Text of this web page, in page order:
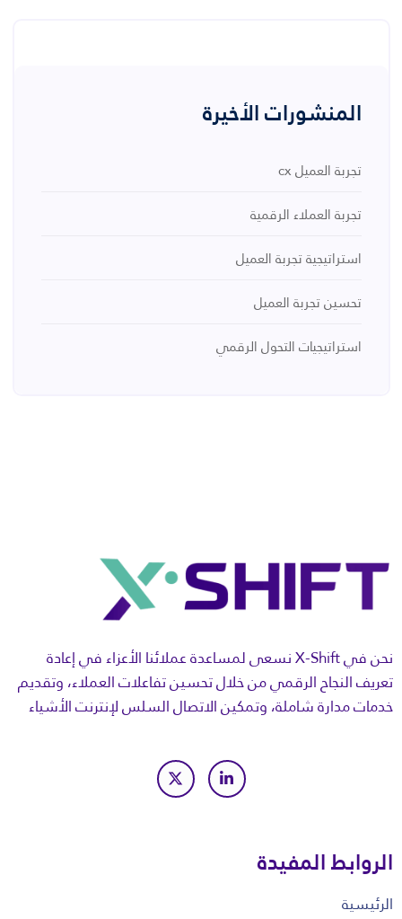
المنشورات الأخيرة
تجربة العميل cx
تجربة العملاء الرقمية
استراتيجية تجربة العميل
تحسين تجربة العميل
استراتيجيات التحول الرقمي
نحن في X-Shift نسعى لمساعدة عملائنا الأعزاء في إعادة
تعريف النجاح الرقمي من خلال تحسين تفاعلات العملاء، وتقديم
خدمات مدارة شاملة، وتمكين الاتصال السلس لإنترنت الأشياء
الروابط المفيدة
الرئيسية